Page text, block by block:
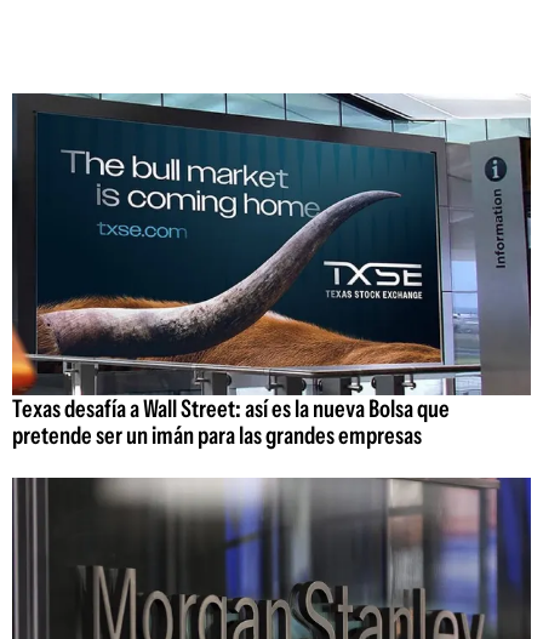
Texas desafía a Wall Street: así es la nueva Bolsa que
pretende ser un imán para las grandes empresas